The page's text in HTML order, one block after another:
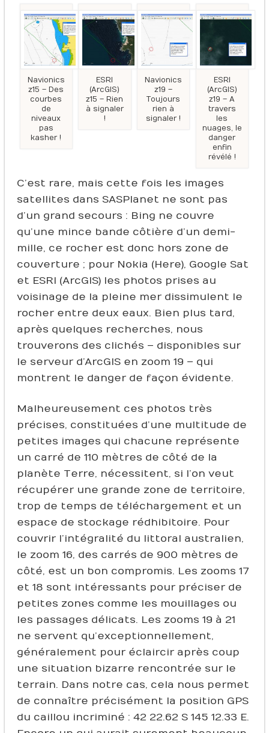
Navionics
z15 – Des
courbes
de
niveaux
pas
kasher !
ESRI
(ArcGIS)
z15 – Rien
à signaler
!
Navionics
z19 –
Toujours
rien à
signaler !
ESRI
(ArcGIS)
z19 – A
travers
les
nuages, le
danger
enfin
révélé !
C’est rare, mais cette fois les images
satellites dans SASPlanet ne sont pas
d’un grand secours : Bing ne couvre
qu’une mince bande côtière d’un demi-
mille, ce rocher est donc hors zone de
couverture ; pour Nokia (Here), Google Sat
et ESRI (ArcGIS) les photos prises au
voisinage de la pleine mer dissimulent le
rocher entre deux eaux. Bien plus tard,
après quelques recherches, nous
trouverons des clichés – disponibles sur
le serveur d’ArcGIS en zoom 19 – qui
montrent le danger de façon évidente.
Malheureusement ces photos très
précises, constituées d’une multitude de
petites images qui chacune représente
un carré de 110 mètres de côté de la
planète Terre, nécessitent, si l’on veut
récupérer une grande zone de territoire,
trop de temps de téléchargement et un
espace de stockage rédhibitoire. Pour
couvrir l’intégralité du littoral australien,
le zoom 16, des carrés de 900 mètres de
côté, est un bon compromis. Les zooms 17
et 18 sont intéressants pour préciser de
petites zones comme les mouillages ou
les passages délicats. Les zooms 19 à 21
ne servent qu’exceptionnellement,
généralement pour éclaircir après coup
une situation bizarre rencontrée sur le
terrain. Dans notre cas, cela nous permet
de connaître précisément la position GPS
du caillou incriminé : 42 22.62 S 145 12.33 E.